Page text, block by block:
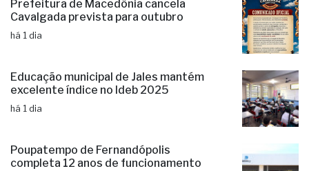
Prefeitura de Macedônia cancela
Cavalgada prevista para outubro
há 1 dia
Educação municipal de Jales mantém
excelente índice no Ideb 2025
há 1 dia
Poupatempo de Fernandópolis
completa 12 anos de funcionamento